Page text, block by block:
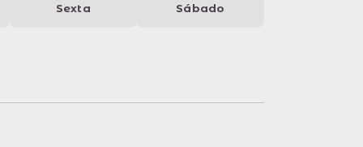
Sexta Sábado